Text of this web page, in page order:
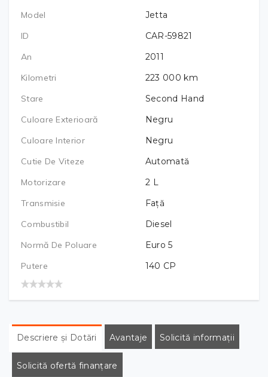
Model
Jetta
ID
CAR-59821
An
2011
Kilometri
223 000 km
Stare
Second Hand
Culoare Exterioară
Negru
Culoare Interior
Negru
Cutie De Viteze
Automată
Motorizare
2 L
Transmisie
Față
Combustibil
Diesel
Normă De Poluare
Euro 5
Putere
140 CP
Descriere și Dotări Avantaje Solicită informații
Solicită ofertă finanțare